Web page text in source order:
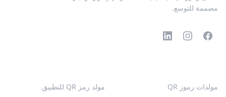
مصممة للتوسع.
مولدات رموز QR
مولد رمز QR للتطبيق